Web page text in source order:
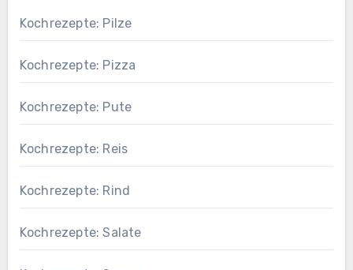
Kochrezepte: Pilze
Kochrezepte: Pizza
Kochrezepte: Pute
Kochrezepte: Reis
Kochrezepte: Rind
Kochrezepte: Salate